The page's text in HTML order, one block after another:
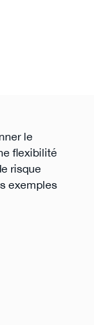
le
flexibilité
risque
exemples